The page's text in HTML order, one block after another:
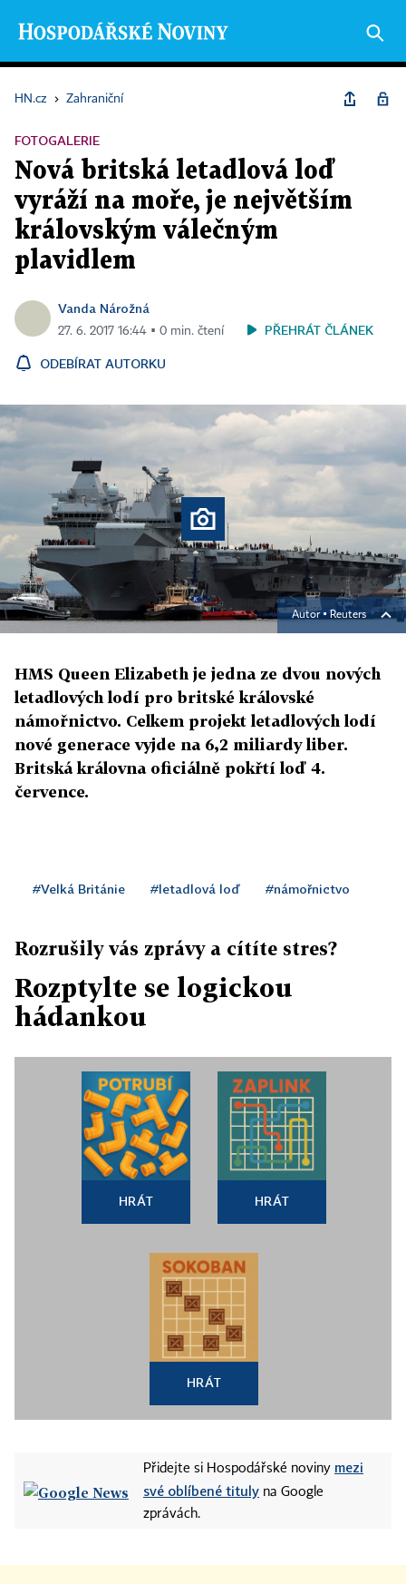
HN.cz › Zahraniční
FOTOGALERIE
Nová britská letadlová loď
vyráží na moře, je největším
královským válečným
plavidlem
Vanda Nárožná
27. 6. 2017 16:44 ▪ 0 min. čtení PŘEHRÁT ČLÁNEK
ODEBÍRAT AUTORKU
Autor ▪Reuters
HMS Queen Elizabeth je jedna ze dvou nových
letadlových lodí pro britské královské
námořnictvo. Celkem projekt letadlových lodí
nové generace vyjde na 6,2 miliardy liber.
Britská královna oficiálně pokřtí loď 4.
července.
#Velká Británie #letadlová loď #námořnictvo
Rozrušily vás zprávy a cítíte stres?
Rozptylte se logickou
hádankou
HRÁT HRÁT
HRÁT
Přidejte si Hospodářské noviny mezi
své oblíbené tituly na Google
zprávách.